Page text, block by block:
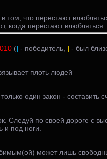
том, что перестают
когда перестают
(| - победитель, | - был
плоть людей
один закон - составить
Следуй по своей дороге с
и под ноги.
может лишь